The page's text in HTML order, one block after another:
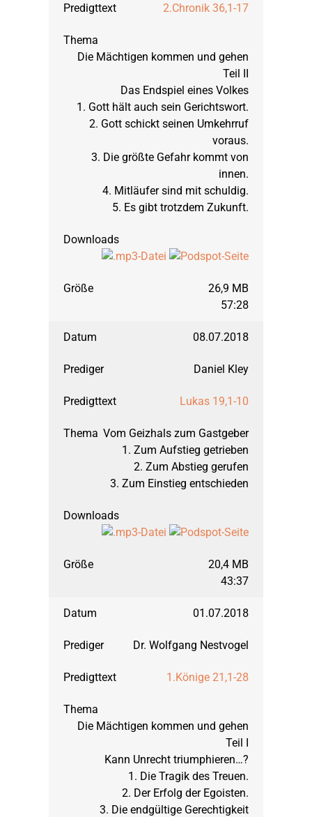
2.Chronik 36,1-17
Die Mächtigen kommen und gehen
Teil II
Das Endspiel eines Volkes
1. Gott hält auch sein Gerichtswort.
2. Gott schickt seinen Umkehrruf
voraus.
3. Die größte Gefahr kommt von
innen.
4. Mitläufer sind mit schuldig.
5. Es gibt trotzdem Zukunft.
26,9 MB
57:28
08.07.2018
Daniel Kley
Lukas 19,1-10
Vom Geizhals zum Gastgeber
1. Zum Aufstieg getrieben
2. Zum Abstieg gerufen
3. Zum Einstieg entschieden
20,4 MB
43:37
01.07.2018
Dr. Wolfgang Nestvogel
1.Könige 21,1-28
Die Mächtigen kommen und gehen
Teil I
Kann Unrecht triumphieren…?
1. Die Tragik des Treuen.
2. Der Erfolg der Egoisten.
3. Die endgültige Gerechtigkeit